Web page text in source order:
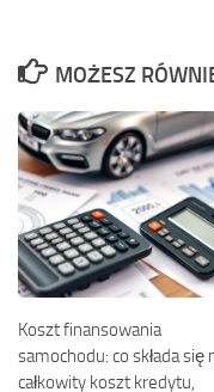
MOŻESZ
Koszt finansowania
samochodu: co składa się
całkowity koszt kredytu,